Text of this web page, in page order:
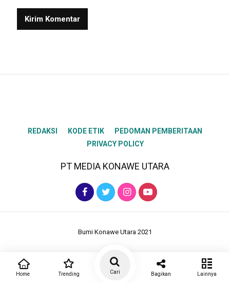
REDAKSI KODE ETIK
PEDOMAN PEMBERITAAN
PRIVACY POLICY
PT MEDIA KONAWE UTARA
Bumi Konawe Utara 2021
Home Trending Cari Bagikan Lainnya